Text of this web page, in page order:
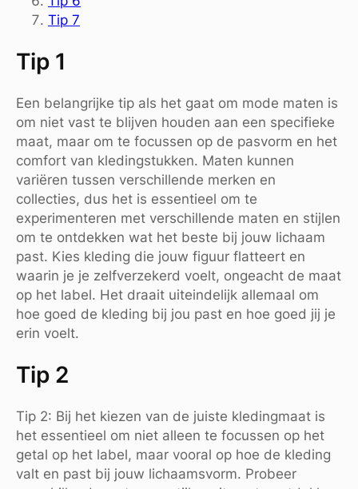
Tip 7
Tip 1
Een belangrijke tip als het gaat om mode maten is
om niet vast te blijven houden aan een specifieke
maat, maar om te focussen op de pasvorm en het
comfort van kledingstukken. Maten kunnen
variëren tussen verschillende merken en
collecties, dus het is essentieel om te
experimenteren met verschillende maten en stijlen
om te ontdekken wat het beste bij jouw lichaam
past. Kies kleding die jouw figuur flatteert en
waarin je je zelfverzekerd voelt, ongeacht de maat
op het label. Het draait uiteindelijk allemaal om
hoe goed de kleding bij jou past en hoe goed jij je
erin voelt.
Tip 2
Tip 2: Bij het kiezen van de juiste kledingmaat is
het essentieel om niet alleen te focussen op het
getal op het label, maar vooral op hoe de kleding
valt en past bij jouw lichaamsvorm. Probeer